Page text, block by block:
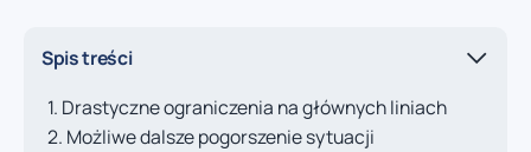
Spis treści
Drastyczne ograniczenia na głównych liniach
Możliwe dalsze pogorszenie sytuacji